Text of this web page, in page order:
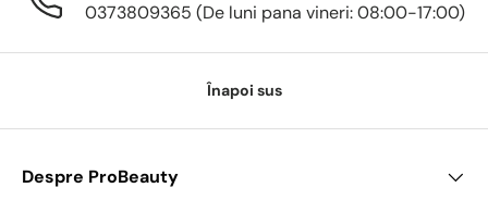
0373809365 (De luni pana vineri: 08:00-17:00)
Înapoi sus
Despre ProBeauty